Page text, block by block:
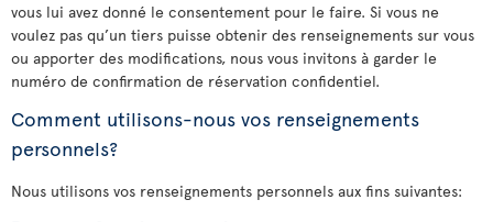
vous lui avez donné le consentement pour le faire. Si vous ne
voulez pas qu’un tiers puisse obtenir des renseignements sur vous
ou apporter des modifications, nous vous invitons à garder le
numéro de confirmation de réservation confidentiel.
Comment utilisons-nous vos renseignements
personnels?
Nous utilisons vos renseignements personnels aux fins suivantes: